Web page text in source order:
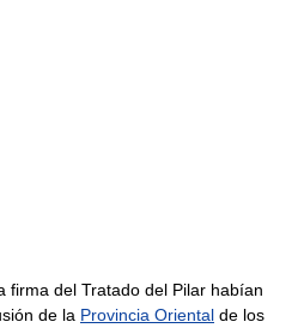
firma del Tratado del Pilar habían
de la Provincia Oriental de los